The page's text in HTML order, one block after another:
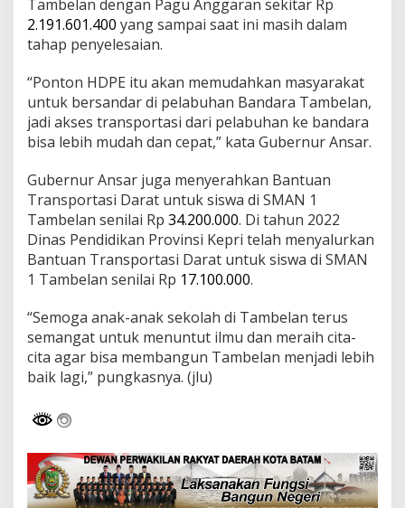
Tambelan dengan Pagu Anggaran sekitar Rp
2.191.601.400 yang sampai saat ini masih dalam
tahap penyelesaian.
“Ponton HDPE itu akan memudahkan masyarakat
untuk bersandar di pelabuhan Bandara Tambelan,
jadi akses transportasi dari pelabuhan ke bandara
bisa lebih mudah dan cepat,” kata Gubernur Ansar.
Gubernur Ansar juga menyerahkan Bantuan
Transportasi Darat untuk siswa di SMAN 1
Tambelan senilai Rp 34.200.000. Di tahun 2022
Dinas Pendidikan Provinsi Kepri telah menyalurkan
Bantuan Transportasi Darat untuk siswa di SMAN
1 Tambelan senilai Rp 17.100.000.
“Semoga anak-anak sekolah di Tambelan terus
semangat untuk menuntut ilmu dan meraih cita-
cita agar bisa membangun Tambelan menjadi lebih
baik lagi,” pungkasnya. (jlu)